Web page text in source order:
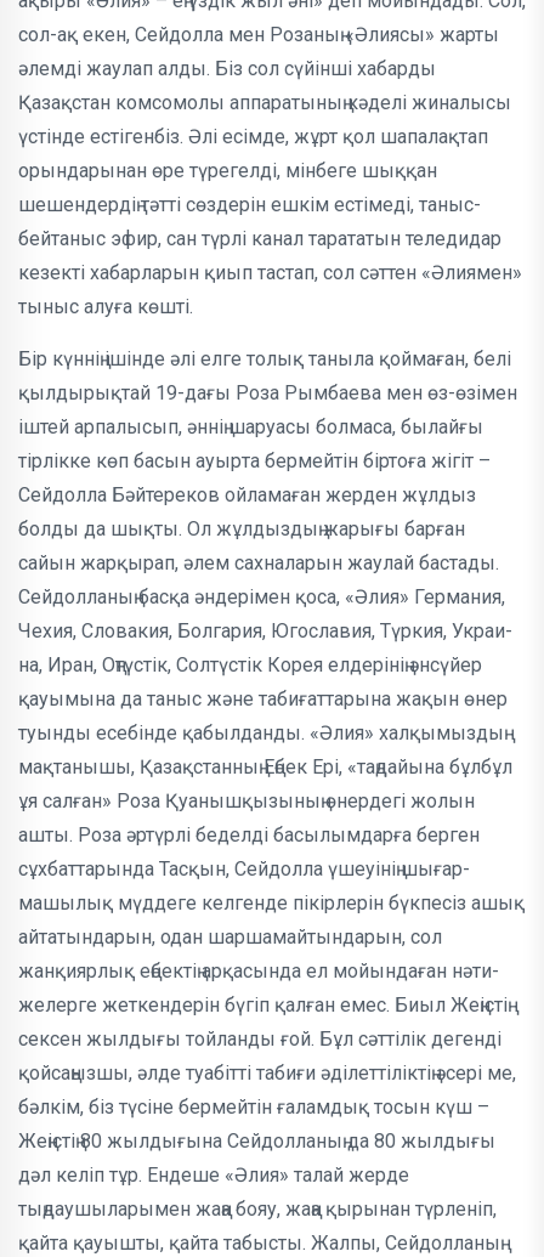
сол-ақ екен, Сей­долла мен Розаның «Әлия­сы» жарты
әлемді жаулап алды. Біз сол сүйінші ха­бар­ды
Қазақстан комсо­молы аппараты­ның кәделі жиналысы
үстінде естігенбіз. Әлі есімде, жұрт қол шапалақтап
орын­дарынан өре түре­гелді, мінбеге шыққан
шешендердің тәтті сөздерін ешкім естімеді, таныс-
бейтаныс эфир, сан түр­лі канал тара­татын теледидар
кезекті хабарларын қиып тастап, сол сәттен «Әлиямен»
тыныс алуға көшті.
Бір күннің ішінде әлі елге толық таны­ла қоймаған, белі
қылдырықтай 19-дағы Роза Рымбаева мен өз-өзімен
іштей арпалысып, әннің шаруасы бол­маса, былайғы
тірлікке көп басын ауыр­та бермейтін біртоға жігіт –
Сей­долла Бәйтереков ойламаған жерден жұлдыз
болды да шықты. Ол жұлдыз­дың жарығы барған
сайын жарқырап, әлем сахналар­ын жаулай бастады.
Сейдолланың басқа әндерімен қоса, «Әлия» Германия,
Че­хия, Словакия, Болгария, Югославия, Түркия, Украи­
на, Иран, Оңтүстік, Сол­түстік Корея елдерінің әнсүйер
қауымы­на да таныс және табиғаттарына жақын өнер
туынды есебінде қабылданды. «Әлия» халқымыздың
мақтанышы, Қа­зақ­станның Еңбек Ері, «таңдайына бұл­бұл
ұя салған» Роза Қуанышқызының өнердегі жолын
ашты. Роза әртүрлі бе­дел­ді басылымдарға берген
сұхбат­тар­ында Тасқын, Сейдолла үшеуінің шы­ғар­
машылық мүддеге келгенде пікірлерін бүкпесіз ашық
айта­тын­дарын, одан шаршамайтындарын, сол
жанқиярлық еңбектің арқасында ел мойындаған нәти­
желерге жеткендерін бүгіп қалған емес. Биыл Жеңістің
сексен жылды­ғы тойланды ғой. Бұл сәттілік дегенді
қой­саңызшы, әлде туабітті табиғи әділ­ет­тіліктің әсері ме,
бәлкім, біз түсіне бер­мейтін ғаламдық тосын күш –
Жеңіс­тің 80 жылдығына Сейдолланың да 80 жылдығы
дәл келіп тұр. Ендеше «Әлия» талай жерде
тыңдаушыларымен жаңа бояу, жаңа қырынан түрленіп,
қайта қауышты, қайта табысты. Жалпы, Сей­долланың